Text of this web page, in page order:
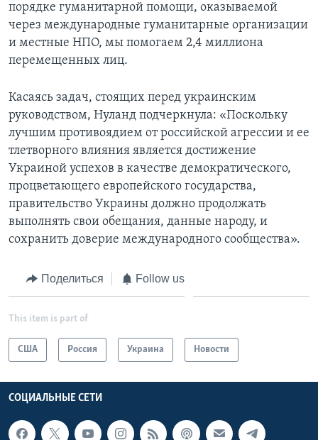
порядке гуманитарной помощи, оказываемой
через международные гуманитарные организации
и местные НПО, мы помогаем 2,4 миллиона
перемещенных лиц.
Касаясь задач, стоящих перед украинским
руководством, Нуланд подчеркнула: «Поскольку
лучшим противоядием от российской агрессии и ее
тлетворного влияния является достижение
Украиной успехов в качестве демократического,
процветающего европейского государства,
правительство Украины должно продолжать
выполнять свои обещания, данные народу, и
сохранить доверие международного сообщества».
Поделиться Follow us
This item is part of
США Россия Украина Новости
СОЦИАЛЬНЫЕ СЕТИ